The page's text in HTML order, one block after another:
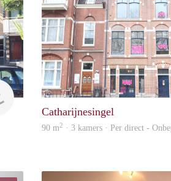
housing
Catharijnesingel
90 m2 · 3 kamers · Per direct -